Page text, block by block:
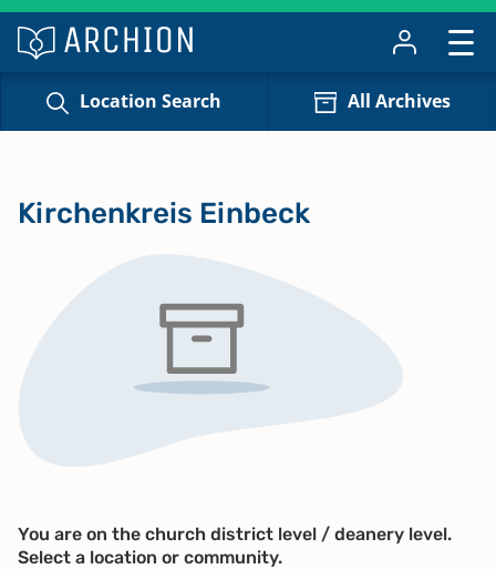
Location Search All Archives
Kirchenkreis Einbeck
You are on the church district level / deanery level.
Select a location or community.